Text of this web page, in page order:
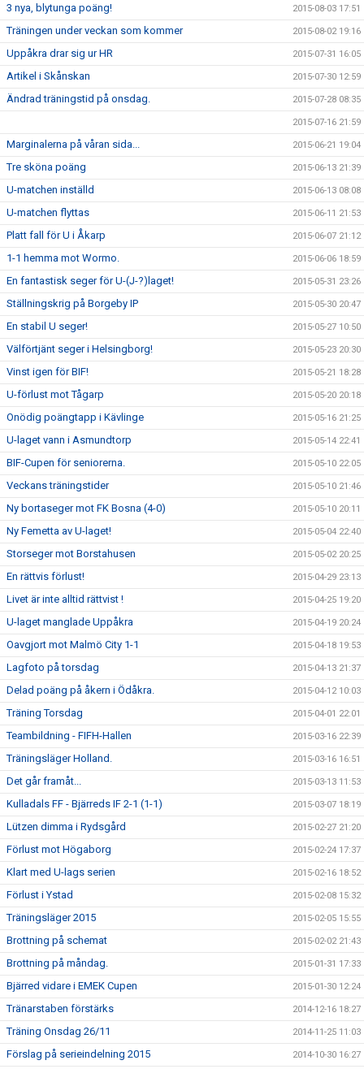
3 nya, blytunga poäng! 2015-08-03 17:51
Träningen under veckan som kommer 2015-08-02 19:16
Uppåkra drar sig ur HR 2015-07-31 16:05
Artikel i Skånskan 2015-07-30 12:59
Ändrad träningstid på onsdag. 2015-07-28 08:35
2015-07-16 21:59
Marginalerna på våran sida... 2015-06-21 19:04
Tre sköna poäng 2015-06-13 21:39
U-matchen inställd 2015-06-13 08:08
U-matchen flyttas 2015-06-11 21:53
Platt fall för U i Åkarp 2015-06-07 21:12
1-1 hemma mot Wormo. 2015-06-06 18:59
En fantastisk seger för U-(J-?)laget! 2015-05-31 23:26
Ställningskrig på Borgeby IP 2015-05-30 20:47
En stabil U seger! 2015-05-27 10:50
Välförtjänt seger i Helsingborg! 2015-05-23 20:30
Vinst igen för BIF! 2015-05-21 18:28
U-förlust mot Tågarp 2015-05-20 20:18
Onödig poängtapp i Kävlinge 2015-05-16 21:25
U-laget vann i Asmundtorp 2015-05-14 22:41
BIF-Cupen för seniorerna. 2015-05-10 22:05
Veckans träningstider 2015-05-10 21:46
Ny bortaseger mot FK Bosna (4-0) 2015-05-10 20:11
Ny Femetta av U-laget! 2015-05-04 22:40
Storseger mot Borstahusen 2015-05-02 20:25
En rättvis förlust! 2015-04-29 23:13
Livet är inte alltid rättvist ! 2015-04-25 19:20
U-laget manglade Uppåkra 2015-04-19 20:24
Oavgjort mot Malmö City 1-1 2015-04-18 19:53
Lagfoto på torsdag 2015-04-13 21:37
Delad poäng på åkern i Ödåkra. 2015-04-12 10:03
Träning Torsdag 2015-04-01 22:01
Teambildning - FIFH-Hallen 2015-03-16 22:39
Träningsläger Holland. 2015-03-16 16:51
Det går framåt... 2015-03-13 11:53
Kulladals FF - Bjärreds IF 2-1 (1-1) 2015-03-07 18:19
Lützen dimma i Rydsgård 2015-02-27 21:20
Förlust mot Högaborg 2015-02-24 17:37
Klart med U-lags serien 2015-02-16 18:52
Förlust i Ystad 2015-02-08 15:32
Träningsläger 2015 2015-02-05 15:55
Brottning på schemat 2015-02-02 21:43
Brottning på måndag. 2015-01-31 17:33
Bjärred vidare i EMEK Cupen 2015-01-30 12:24
Tränarstaben förstärks 2014-12-16 18:27
Träning Onsdag 26/11 2014-11-25 11:03
Förslag på serieindelning 2015 2014-10-30 16:27